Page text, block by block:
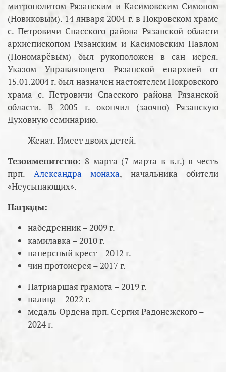
митрополитом Рязанским и Касимовским Симоном
(Новиковым). 14 января 2004 г. в Покровском храме
с. Петровичи Спасского района Рязанской области
архиепископом Рязанским и Касимовским Павлом
(Пономарёвым) был рукоположен в сан иерея.
Указом Управляющего Рязанской епархией от
15.01.2004 г. был назначен настоятелем Покровского
храма с. Петровичи Спасского района Рязанской
области. В 2005 г. окончил (заочно) Рязанскую
Духовную семинарию.
Женат. Имеет двоих детей.
Тезоименитство: 8 марта (7 марта в в.г.) в честь
прп. Александра монаха, начальника обители
«Неусыпающих».
Награды:
набедренник – 2009 г.
камилавка – 2010 г.
наперсный крест – 2012 г.
чин протоиерея – 2017 г.
Патриаршая грамота – 2019 г.
палица – 2022 г.
медаль Ордена прп. Сергия Радонежского –
2024 г.